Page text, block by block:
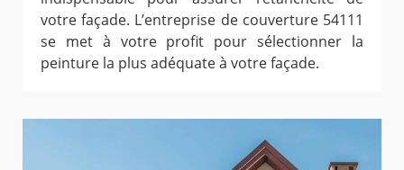
votre façade. L’entreprise de couverture 54111
se met à votre profit pour sélectionner la
peinture la plus adéquate à votre façade.